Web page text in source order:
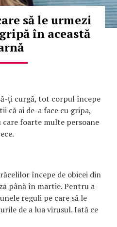
să le urmezi
în această
ți curgă, tot corpul începe
că ai de-a face cu gripa,
foarte multe persoane
începe de obicei din
până în martie. Pentru a
reguli pe care să le
de a lua virusul. Iată ce